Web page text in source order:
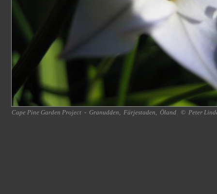
Cape Pine Garden Project - Granudden, Färjestaden, Öland © Peter